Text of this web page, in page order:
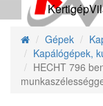
Gépek
Kapálógépek,
HECHT 796